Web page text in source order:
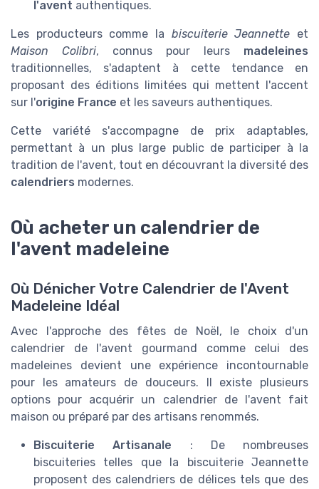
l'avent authentiques.
Les producteurs comme la biscuiterie Jeannette et
Maison Colibri, connus pour leurs madeleines
traditionnelles, s'adaptent à cette tendance en
proposant des éditions limitées qui mettent l'accent
sur l'origine France et les saveurs authentiques.
Cette variété s'accompagne de prix adaptables,
permettant à un plus large public de participer à la
tradition de l'avent, tout en découvrant la diversité des
calendriers modernes.
Où acheter un calendrier de
l'avent madeleine
Où Dénicher Votre Calendrier de l'Avent
Madeleine Idéal
Avec l'approche des fêtes de Noël, le choix d'un
calendrier de l'avent gourmand comme celui des
madeleines devient une expérience incontournable
pour les amateurs de douceurs. Il existe plusieurs
options pour acquérir un calendrier de l'avent fait
maison ou préparé par des artisans renommés.
Biscuiterie Artisanale : De nombreuses
biscuiteries telles que la biscuiterie Jeannette
proposent des calendriers de délices tels que des